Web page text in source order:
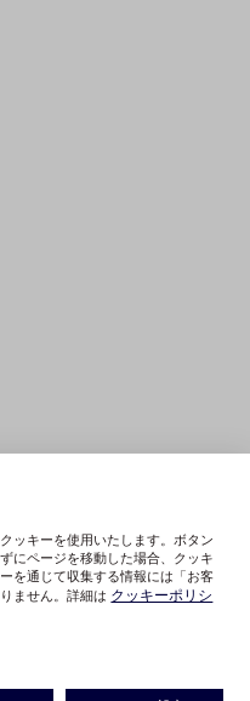
ッキーを使用いたします。ボタン
にページを移動した場合、クッキ
を通じて収集する情報には「お客
ません。詳細は クッキーポリシ